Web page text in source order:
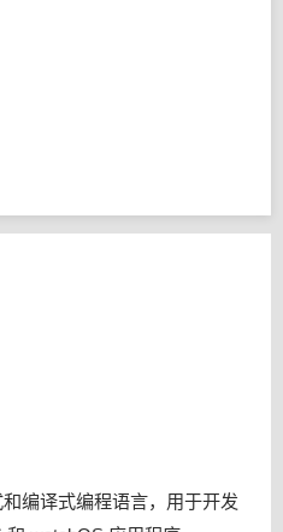
编译式编程语言，用于开发